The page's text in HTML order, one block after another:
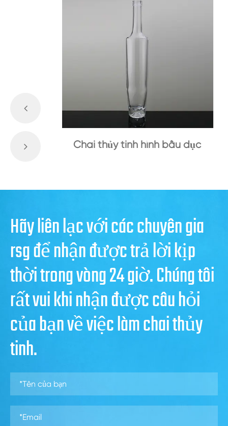
Chai thủy tinh hình bầu dục
Hãy liên lạc với các chuyên gia
rsg để nhận được trả lời kịp
thời trong vòng 24 giờ. Chúng tôi
rất vui khi nhận được câu hỏi
của bạn về việc làm chai thủy
tinh.